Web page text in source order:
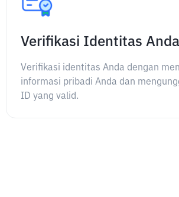
Verifikasi Identitas Anda
Verifikasi identitas Anda dengan
informasi pribadi Anda dan
ID yang valid.